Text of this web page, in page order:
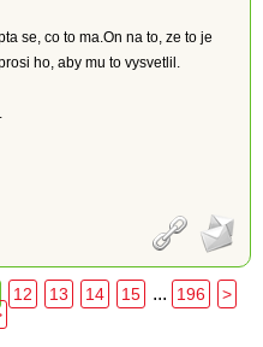
se, co to ma.On na to, ze to je
ho, aby mu to vysvetlil.
12 13 14 15 ... 196
>